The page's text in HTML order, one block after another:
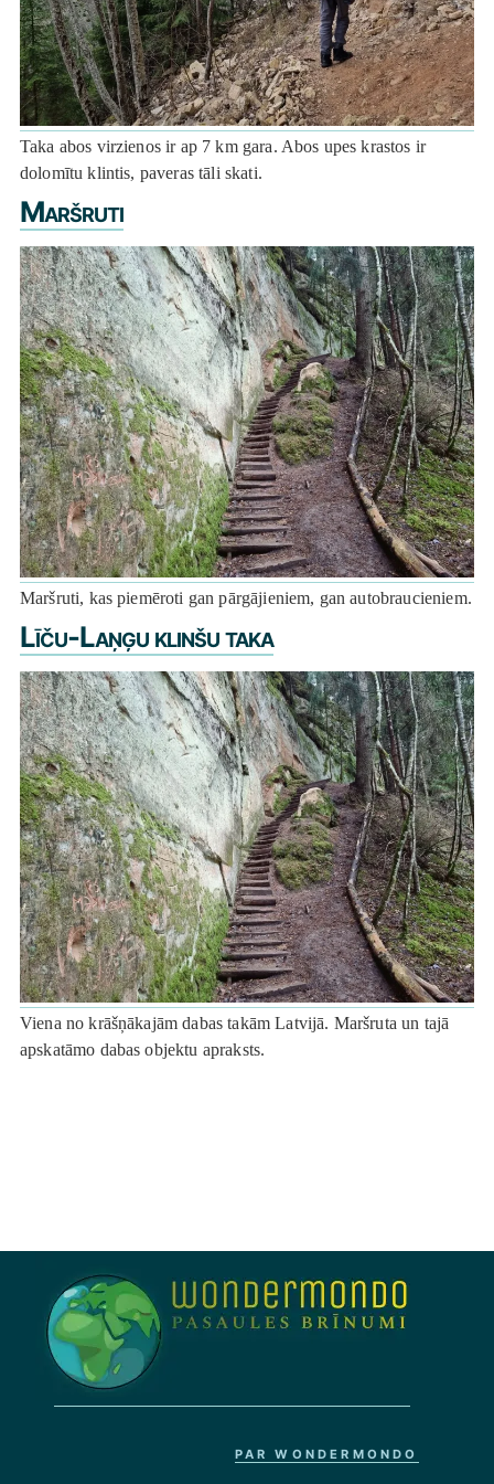
Taka abos virzienos ir ap 7 km gara. Abos upes krastos ir
dolomītu klintis, paveras tāli skati.
Maršruti
Maršruti, kas piemēroti gan pārgājieniem, gan autobraucieniem.
Līču-Laņģu klinšu taka
Viena no krāšņākajām dabas takām Latvijā. Maršruta un tajā
apskatāmo dabas objektu apraksts.
PAR WONDERMONDO